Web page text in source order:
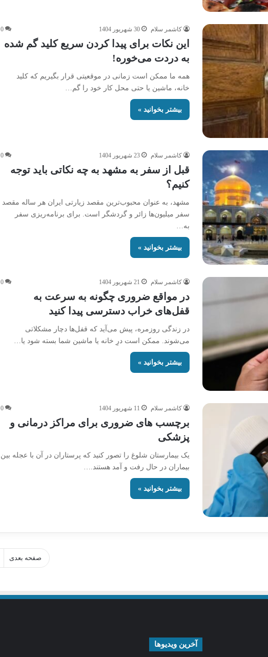
کاشمر سلام 30 شهریور 1404 0
این نکات برای پیدا کردن سریع کلید گم‌ شده
به دردت می‌خوره!
همه‌ ما ممکن است زمانی در موقعیتی قرار بگیریم که کلید
خانه، ماشین یا حتی محل کار خود را گم…
بیشتر بخوانید »
کاشمر سلام 23 شهریور 1404 0
قبل از سفر به مشهد به چه نکاتی باید توجه
کنیم؟
مشهد، به عنوان محبوب‌ترین مقصد زیارتی ایران هر ساله مقصد
سفر میلیون‌ها زائر و گردشگر است. برای برنامه‌ریزی سفر
به…
بیشتر بخوانید »
کاشمر سلام 21 شهریور 1404 0
در مواقع ضروری چگونه به سرعت به
قفل‌های خراب دسترسی پیدا کنید
در زندگی روزمره، پیش می‌آید که قفل‌ها دچار مشکلاتی
می‌شوند. ممکن است درِ خانه یا ماشین شما بسته شود یا…
بیشتر بخوانید »
کاشمر سلام 11 شهریور 1404 0
برچسب های ضروری برای مراکز درمانی و
پزشکی
یک بیمارستان شلوغ را تصور کنید که پرستاران در آن با عجله بین
بیماران در حال رفت و آمد هستند.…
بیشتر بخوانید »
صفحه بعدی
آخرین ویدیوها